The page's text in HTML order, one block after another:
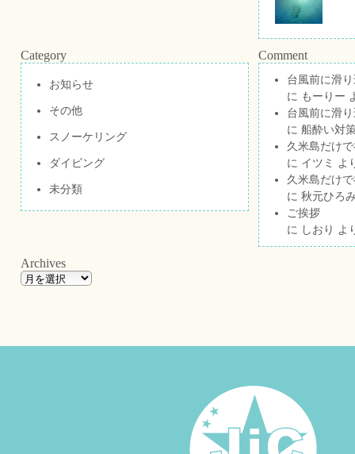
Category
お知らせ
その他
スノーケリング
ダイビング
未分類
Comment
台風前に滑
に もーりー
台風前に滑
に 船酔い対
久米島だけ
に イツミ
よ
久米島だけ
に 秋元ひろ
ご挨拶
に しおり よ
Archives